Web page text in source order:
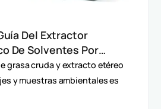
Del Extractor
De Solventes Por
grasa cruda y extracto etéreo
y muestras ambientales es